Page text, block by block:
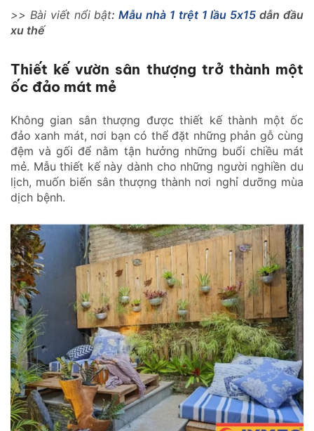
>> Bài viết nổi bật:Mẫu nhà 1 trệt 1 lầu 5x15dẫn đầu
xu thế
Thiết kế vườn sân thượng trở thành một
ốc đảo mát mẻ
Không gian sân thượng được thiết kế thành một ốc
đảo xanh mát, nơi bạn có thể đặt những phản gỗ cùng
đệm và gối để nằm tận hưởng những buổi chiều mát
mẻ. Mẫu thiết kế này dành cho những người nghiền du
lịch, muốn biến sân thượng thành nơi nghỉ dưỡng mùa
dịch bệnh.